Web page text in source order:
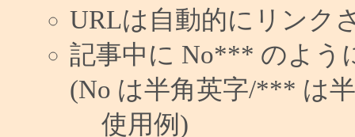
URLは自動的にリンク
記事中に No*** のよう
(No は半角英字/*** は
使用例)